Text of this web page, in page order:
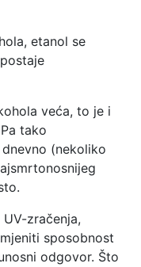
etanol se
veća, to je i
tako
(nekoliko
zračenja,
sposobnost
odgovor. Što